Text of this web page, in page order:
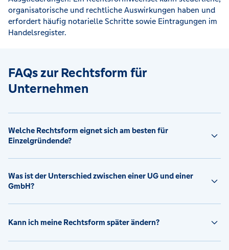
organisatorische und rechtliche Auswirkungen haben und
erfordert häufig notarielle Schritte sowie Eintragungen im
Handelsregister.
FAQs zur Rechtsform für
Unternehmen
Welche Rechtsform eignet sich am besten für
Einzelgründende?
Was ist der Unterschied zwischen einer UG und einer
GmbH?
Kann ich meine Rechtsform später ändern?